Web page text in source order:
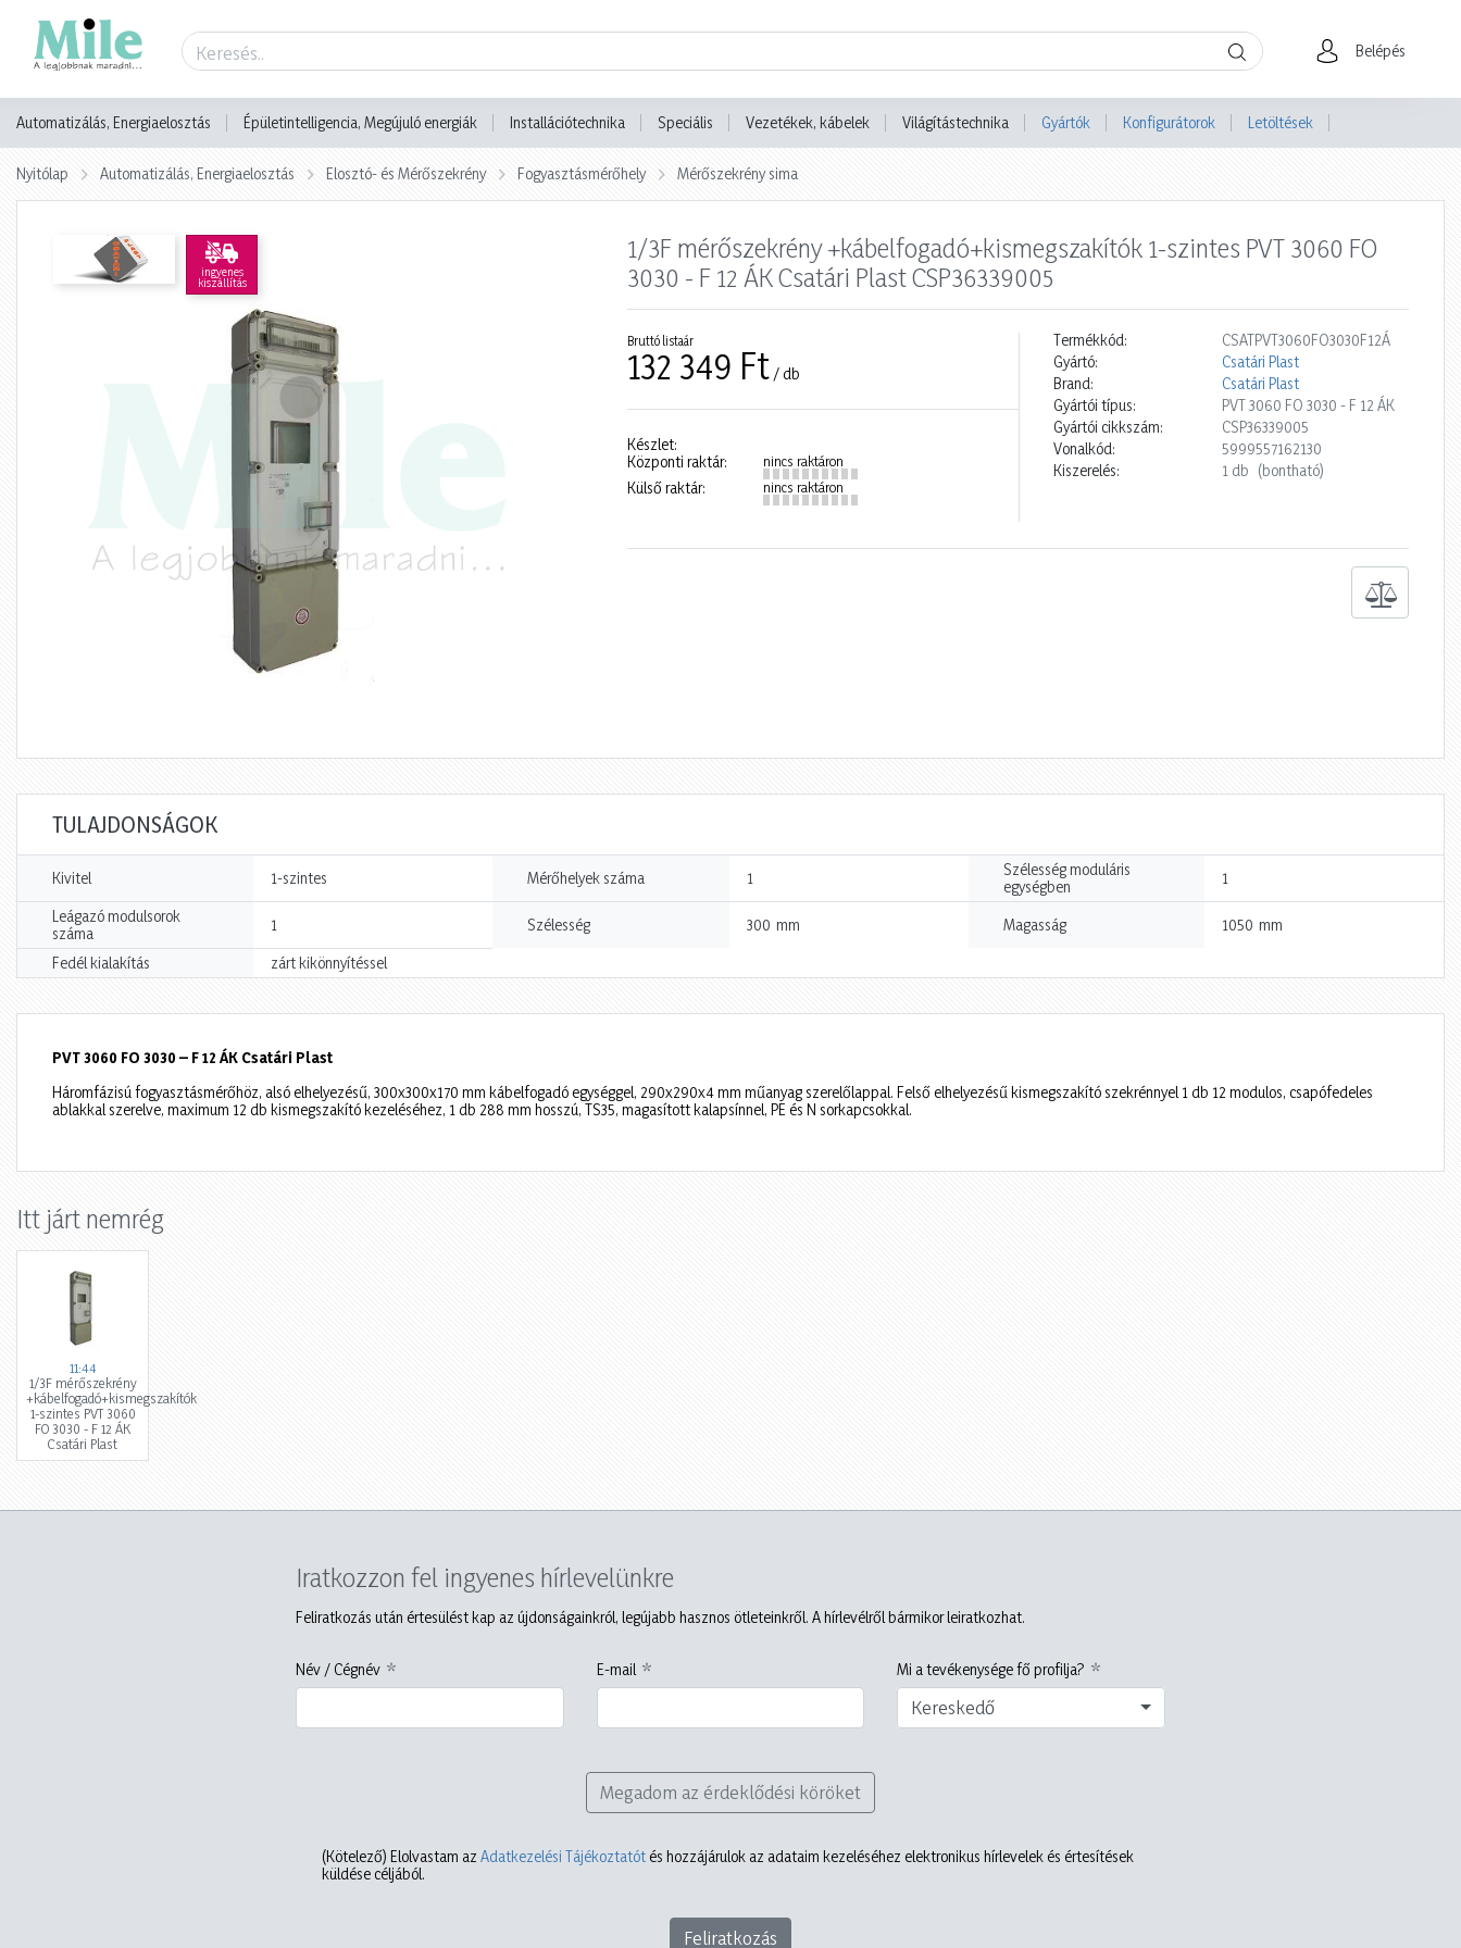
Belépés
Automatizálás, Energiaelosztás Épületintelligencia, Megújuló energiák Installációtechnika Speciális Vezetékek, kábelek Világítástechnika Gyártók Konfigurátorok Letöltések
Nyitólap Automatizálás, Energiaelosztás Elosztó- és Mérőszekrény Fogyasztásmérőhely Mérőszekrény sima
ingyenes
kiszállítás
1/3F mérőszekrény +kábelfogadó+kismegszakítók 1-szintes PVT 3060 FO
3030 - F 12 ÁK Csatári Plast CSP36339005
Bruttó listaár
132 349 Ft / db
Készlet:
Központi raktár:
nincs raktáron
Külső raktár: nincs raktáron
Termékkód:
CSATPVT3060FO3030F12Á
Gyártó:
Csatári Plast
Brand:
Csatári Plast
Gyártói típus:
PVT 3060 FO 3030 - F 12 ÁK
Gyártói cikkszám:
CSP36339005
Vonalkód:
5999557162130
Kiszerelés:
1 db (bontható)
TULAJDONSÁGOK
Kivitel 1-szintes Mérőhelyek száma 1
Szélesség moduláris
egységben
1
Leágazó modulsorok
száma
1 Szélesség 300 mm Magasság 1050 mm
Fedél kialakítás zárt kikönnyítéssel
PVT 3060 FO 3030 – F 12 ÁK Csatári Plast
Háromfázisú fogyasztásmérőhöz, alsó elhelyezésű, 300x300x170 mm kábelfogadó egységgel, 290x290x4 mm műanyag szerelőlappal. Felső elhelyezésű kismegszakító szekrénnyel 1 db 12 modulos, csapófedeles
ablakkal szerelve, maximum 12 db kismegszakító kezeléséhez, 1 db 288 mm hosszú, TS35, magasított kalapsínnel, PE és N sorkapcsokkal.
Itt járt nemrég
11:44
1/3F mérőszekrény
+kábelfogadó+kismegszakítók
1-szintes PVT 3060
FO 3030 - F 12 ÁK
Csatári Plast
Iratkozzon fel ingyenes hírlevelünkre
Feliratkozás után értesülést kap az újdonságainkról, legújabb hasznos ötleteinkről. A hírlevélről bármikor leiratkozhat.
Név / Cégnév E-mail Mi a tevékenysége fő profilja?
Kereskedő
Megadom az érdeklődési köröket
(Kötelező) Elolvastam az Adatkezelési Tájékoztatót és hozzájárulok az adataim kezeléséhez elektronikus hírlevelek és értesítések
küldése céljából.
Feliratkozás
Termék adatlap